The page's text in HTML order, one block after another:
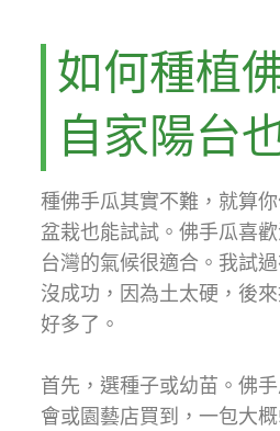
如何種植
自家陽台
種佛手瓜其實不難，就算
盆栽也能試試。佛手瓜喜
台灣的氣候很適合。我試
沒成功，因為土太硬，後
好多了。
首先，選種子或幼苗。佛
會或園藝店買到，一包大